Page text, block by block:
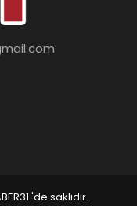
'de saklıdır.